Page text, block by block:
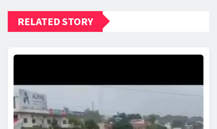
RELATED STORY